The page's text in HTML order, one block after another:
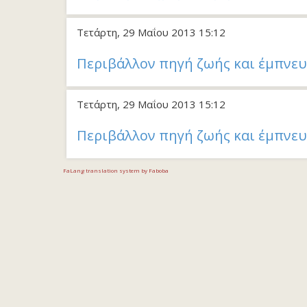
Τετάρτη, 29 Μαΐου 2013 15:12
Περιβάλλον πηγή ζωής και
Τετάρτη, 29 Μαΐου 2013 15:12
Περιβάλλον πηγή ζωής και
FaLang translation system by Faboba